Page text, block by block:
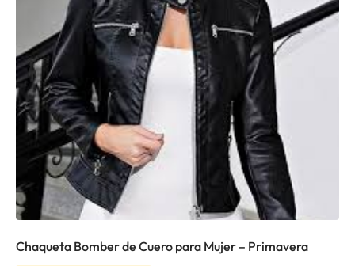
Chaqueta Bomber de Cuero para Mujer – Primavera